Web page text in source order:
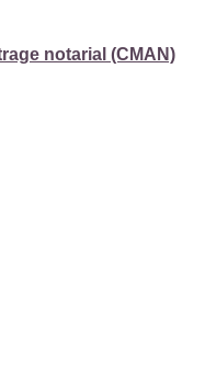
notarial (CMAN)